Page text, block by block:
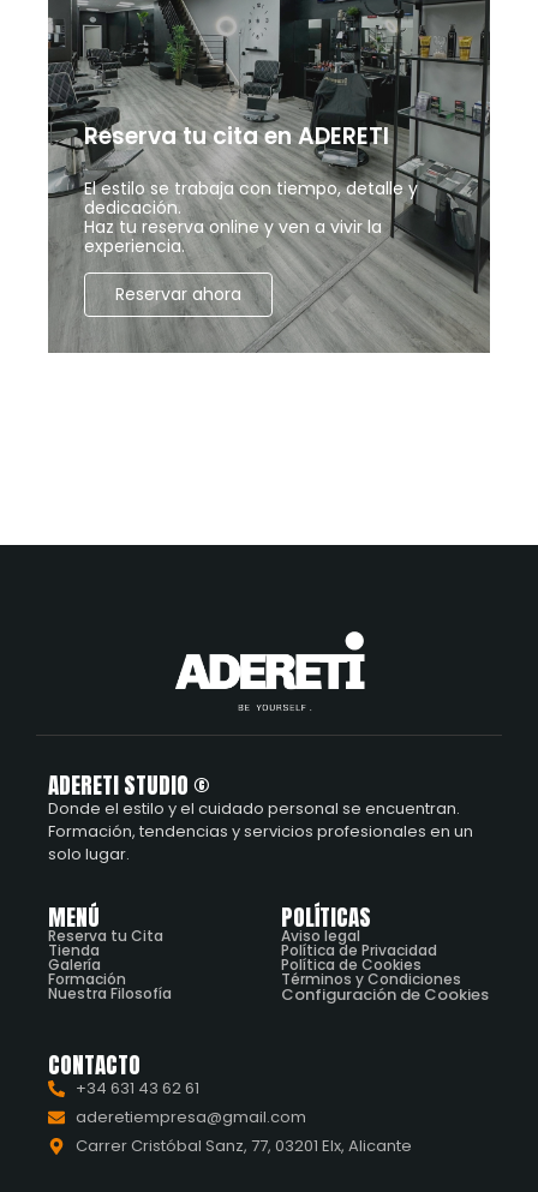
Reserva tu cita en ADERETI
El estilo se trabaja con tiempo, detalle y
dedicación.
Haz tu reserva online y ven a vivir la
experiencia.
Reservar ahora
ADERETI STUDIO ©
Donde el estilo y el cuidado personal se encuentran.
Formación, tendencias y servicios profesionales en un
solo lugar.
MENÚ
Reserva tu Cita
Tienda
Galería
Formación
Nuestra Filosofía
POLÍTICAS
Aviso legal
Política de Privacidad
Política de Cookies
Términos y Condiciones
Configuración de Cookies
CONTACTO
+34 631 43 62 61
aderetiempresa@gmail.com
Carrer Cristóbal Sanz, 77, 03201 Elx, Alicante